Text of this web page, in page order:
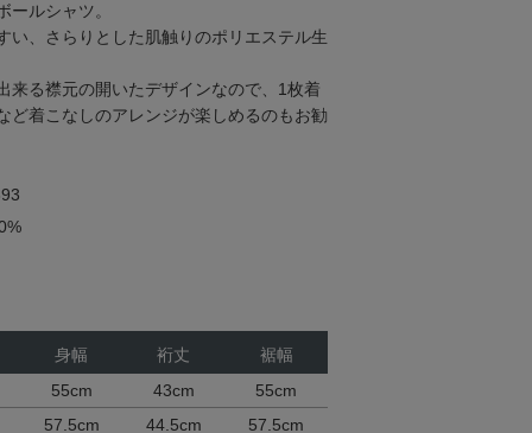
ールシャツ。
い、さらりとした肌触りのポリエステル生
来る襟元の開いたデザインなので、1枚着
ど着こなしのアレンジが楽しめるのもお勧
身幅 裄丈
裾幅
55cm
43cm
55cm
57.5cm
44.5cm
57.5cm